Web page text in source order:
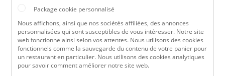
Package cookie personnalisé
Nous affichons, ainsi que nos sociétés affiliées, des annonces
personnalisées qui sont susceptibles de vous intéresser. Notre site
web fonctionne ainsi selon vos attentes. Nous utilisons des cookies
fonctionnels comme la sauvegarde du contenu de votre panier pour
un restaurant en particulier. Nous utilisons des cookies analytiques
pour savoir comment améliorer notre site web.